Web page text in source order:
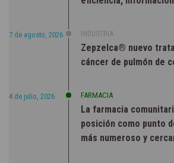
7 de agosto, 2026 INDUSTRIA
Zepzelca® nuevo
cáncer de pulmón de
4 de julio, 2026 FARMACIA
La farmacia
posición como punto
más numeroso y